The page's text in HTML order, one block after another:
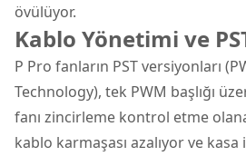
övülüyor.
Kablo Yönetimi ve
P Pro fanların PST versiyonları
Technology), tek PWM başlığı
fanı zincirleme kontrol etme
kablo karmaşası azalıyor ve kasa